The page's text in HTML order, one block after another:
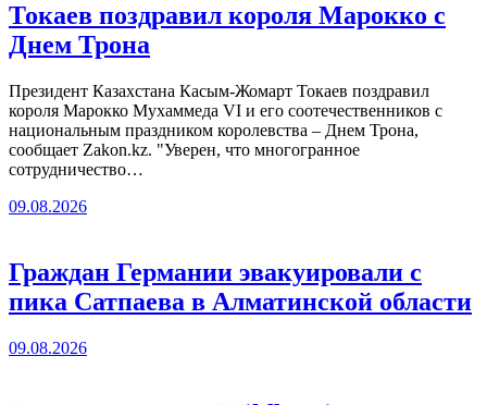
Токаев поздравил короля Марокко с
Днем Трона
Президент Казахстана Касым-Жомарт Токаев поздравил
короля Марокко Мухаммеда VI и его соотечественников с
национальным праздником королевства – Днем Трона,
сообщает Zakon.kz. "Уверен, что многогранное
сотрудничество…
09.08.2026
Граждан Германии эвакуировали с
пика Сатпаева в Алматинской области
09.08.2026